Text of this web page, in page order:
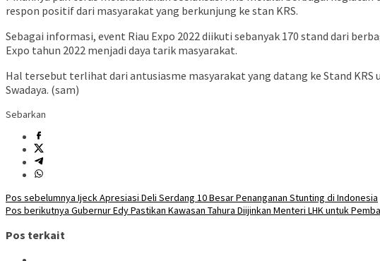
respon positif dari masyarakat yang berkunjung ke stan KRS.
Sebagai informasi, event Riau Expo 2022 diikuti sebanyak 170 stand dari
Expo tahun 2022 menjadi daya tarik masyarakat.
Hal tersebut terlihat dari antusiasme masyarakat yang datang ke Stand
Swadaya. (sam)
Sebarkan
Navigasi
pos
Pos sebelumnya Ijeck Apresiasi Deli Serdang 10 Besar Penanganan Stunting di Indonesia
Pos berikutnya Gubernur Edy Pastikan Kawasan Tahura Diijinkan Menteri LHK untuk
Pos terkait